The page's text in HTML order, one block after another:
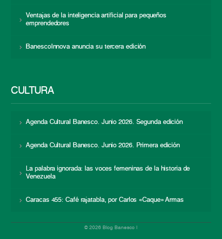
Ventajas de la inteligencia artificial para pequeños
emprendedores
BanescoInnova anuncia su tercera edición
CULTURA
Agenda Cultural Banesco. Junio 2026. Segunda edición
Agenda Cultural Banesco. Junio 2026. Primera edición
La palabra ignorada: las voces femeninas de la historia de
Venezuela
Caracas 455: Café rajatabla, por Carlos «Caque» Armas
© 2026 Blog Banesco |